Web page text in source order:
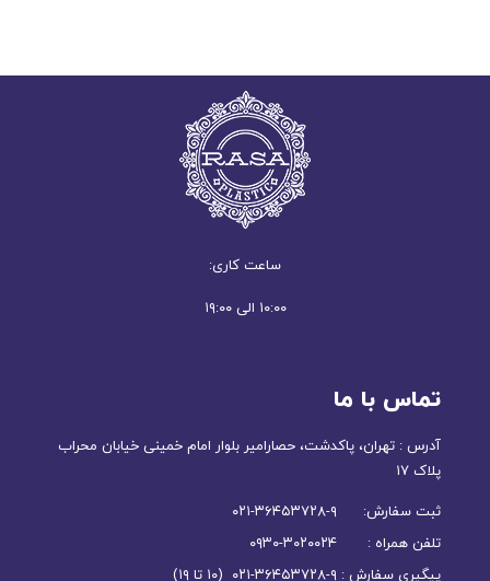
ساعت کاری:
۱۰:۰۰ الی ۱۹:۰۰
تماس با ما
آدرس : تهران، پاکدشت، حصارامیر بلوار امام خمینی خیابان محراب
پلاک ۱۷
ثبت سفارش: ۹-۳۶۴۵۳۷۲۸-۰۲۱
تلفن همراه : ۳۰۲۰۰۲۴-۰۹۳۰
پیگیری سفارش : ۹-۳۶۴۵۳۷۲۸-۰۲۱ (۱۰ تا ۱۹)